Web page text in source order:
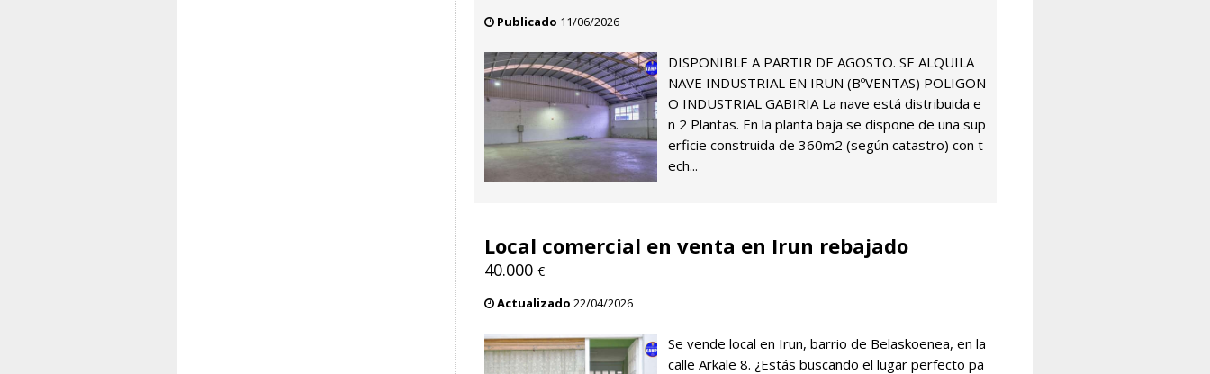
Publicado 11/06/2026
DISPONIBLE A PARTIR DE AGOSTO. SE ALQUILA
NAVE INDUSTRIAL EN IRUN (BºVENTAS) POLIGON
O INDUSTRIAL GABIRIA La nave está distribuida e
n 2 Plantas. En la planta baja se dispone de una sup
erficie construida de 360m2 (según catastro) con t
ech...
Local comercial en venta en Irun rebajado
40.000 €
Actualizado 22/04/2026
Se vende local en Irun, barrio de Belaskoenea, en la
calle Arkale 8. ¿Estás buscando el lugar perfecto pa